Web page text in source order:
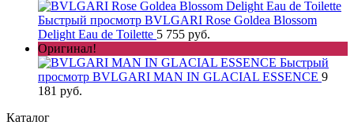
Быстрый просмотр BVLGARI Rose Goldea Blossom
Delight Eau de Toilette 5 755 руб.
Оригинал!
Быстрый
просмотр BVLGARI MAN IN GLACIAL ESSENCE 9
181 руб.
Каталог